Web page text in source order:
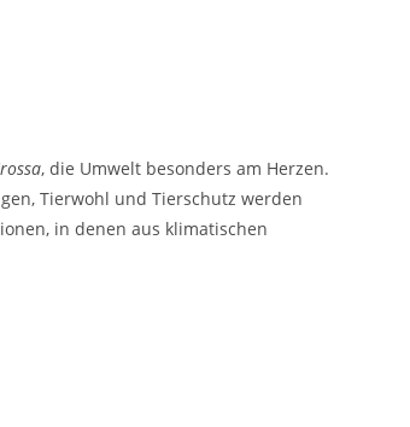
, die Umwelt besonders am Herzen.
Tierwohl und Tierschutz werden
in denen aus klimatischen